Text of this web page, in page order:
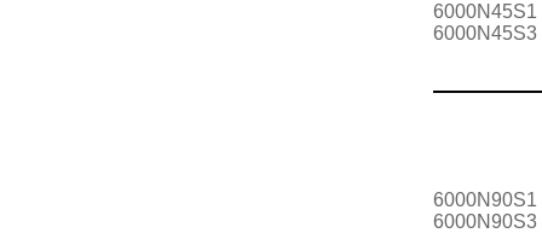
6000N45S1
6000N45S3
6000N90S1
6000N90S3